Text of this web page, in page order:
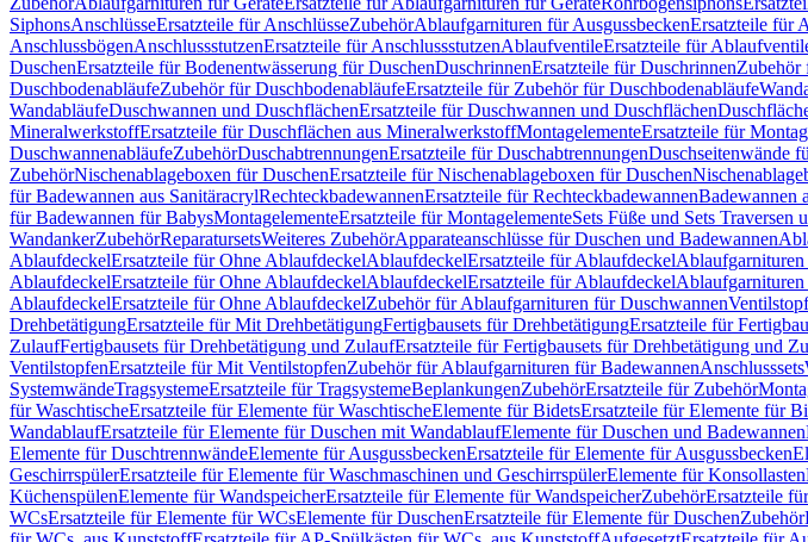
SiphonsAnschlüsseErsatzteile für AnschlüsseZubehörAblaufgarnituren für AusgussbeckenErsatzteile für
AnschlussbögenAnschlussstutzenErsatzteile für AnschlussstutzenAblaufventileErsatzteile für
DuschenErsatzteile für Bodenentwässerung für DuschenDuschrinnenErsatzteile für DuschrinnenZubehör
DuschbodenabläufeZubehör für DuschbodenabläufeErsatzteile für Zubehör für Duschbodenabläufe
WandabläufeDuschwannen und DuschflächenErsatzteile für Duschwannen und Duschflächen
MineralwerkstoffErsatzteile für Duschflächen aus MineralwerkstoffMontagelementeErsatzteile für
DuschwannenabläufeZubehörDuschabtrennungenErsatzteile für DuschabtrennungenDuschseitenwände
ZubehörNischenablageboxen für DuschenErsatzteile für Nischenablageboxen für Duschen
für Badewannen aus SanitäracrylRechteckbadewannenErsatzteile für RechteckbadewannenBadewannen
für Badewannen für BabysMontagelementeErsatzteile für MontagelementeSets Füße und Sets Traversen
WandankerZubehörReparatursetsWeiteres ZubehörApparateanschlüsse für Duschen und Badewannen
AblaufdeckelErsatzteile für Ohne AblaufdeckelAblaufdeckelErsatzteile für Ablaufdeckel
AblaufdeckelErsatzteile für Ohne AblaufdeckelAblaufdeckelErsatzteile für AblaufdeckelAblaufgarnituren
AblaufdeckelErsatzteile für Ohne AblaufdeckelZubehör für Ablaufgarnituren für Duschwannen
DrehbetätigungErsatzteile für Mit DrehbetätigungFertigbausets für DrehbetätigungErsatzteile für
ZulaufFertigbausets für Drehbetätigung und ZulaufErsatzteile für Fertigbausets für Drehbetätigung und
VentilstopfenErsatzteile für Mit VentilstopfenZubehör für Ablaufgarnituren für BadewannenAnschlusssets
SystemwändeTragsystemeErsatzteile für TragsystemeBeplankungenZubehörErsatzteile für Zubehör
für WaschtischeErsatzteile für Elemente für WaschtischeElemente für BidetsErsatzteile für Elemente für
WandablaufErsatzteile für Elemente für Duschen mit WandablaufElemente für Duschen und Badewannen
Elemente für DuschtrennwändeElemente für AusgussbeckenErsatzteile für Elemente für Ausgussbecken
GeschirrspülerErsatzteile für Elemente für Waschmaschinen und GeschirrspülerElemente für Konsollasten
KüchenspülenElemente für WandspeicherErsatzteile für Elemente für WandspeicherZubehörErsatzteile
WCsErsatzteile für Elemente für WCsElemente für DuschenErsatzteile für Elemente für DuschenZubehör